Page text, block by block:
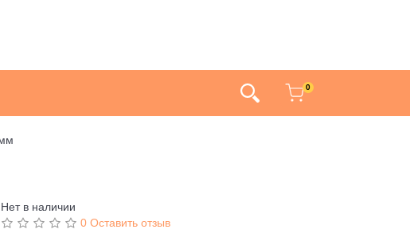
0
Нет в наличии
0 Оставить отзыв